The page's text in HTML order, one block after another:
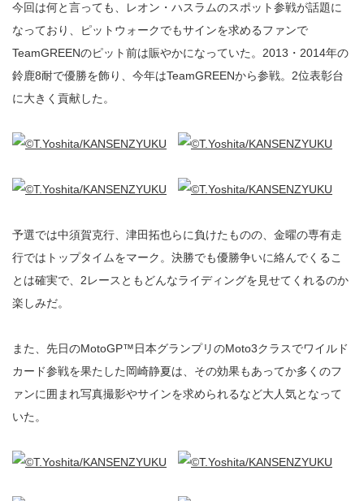
今回は何と言っても、レオン・ハスラムのスポット参戦が話題に
なっており、ピットウォークでもサインを求めるファンで
TeamGREENのピット前は賑やかになっていた。2013・2014年の
鈴鹿8耐で優勝を飾り、今年はTeamGREENから参戦。2位表彰台
に大きく貢献した。
予選では中須賀克行、津田拓也らに負けたものの、金曜の専有走
行ではトップタイムをマーク。決勝でも優勝争いに絡んでくるこ
とは確実で、2レースともどんなライディングを見せてくれるのか
楽しみだ。
また、先日のMotoGP™️日本グランプリのMoto3クラスでワイルド
カード参戦を果たした岡崎静夏は、その効果もあってか多くのフ
ァンに囲まれ写真撮影やサインを求められるなど大人気となって
いた。